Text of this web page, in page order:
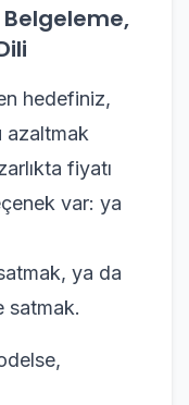
Belgeleme,
hedefiniz,
azaltmak
fiyatı
var: ya
ya da
satmak.